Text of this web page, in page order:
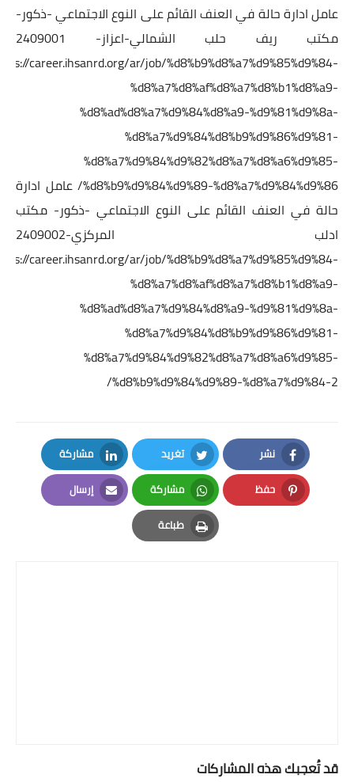
عامل ادارة حالة في العنف القائم على النوع الاجتماعي -ذكور-
مكتب ريف حلب الشمالي-اعزاز- 2409001
career.ihsanrd.org/ar/job/%d8%b9%d8%a7%d9%85%d9%84-
%d8%a7%d8%af%d8%a7%d8%b1%d8%a9-
%d8%ad%d8%a7%d9%84%d8%a9-%d9%81%d9%8a-
%d8%a7%d9%84%d8%b9%d9%86%d9%81-
%d8%a7%d9%84%d9%82%d8%a7%d8%a6%d9%85-
%d8%b9%d9%84%d9%89-%d8%a7%d9%84%d9%86/ عامل ادارة
حالة في العنف القائم على النوع الاجتماعي -ذكور- مكتب
ادلب المركزي-2409002
career.ihsanrd.org/ar/job/%d8%b9%d8%a7%d9%85%d9%84-
%d8%a7%d8%af%d8%a7%d8%b1%d8%a9-
%d8%ad%d8%a7%d9%84%d8%a9-%d9%81%d9%8a-
%d8%a7%d9%84%d8%b9%d9%86%d9%81-
%d8%a7%d9%84%d9%82%d8%a7%d8%a6%d9%85-
%d8%b9%d9%84%d9%89-%d8%a7%d9%84-2/
نشر
Facebook
تغريد
Twitter
مشاركة
LinkedIn
حفظ
Pinterest
مشاركة
Whatsapp
إرسال
Email
طباعة
Print
قد تُعجبك هذه المشاركات